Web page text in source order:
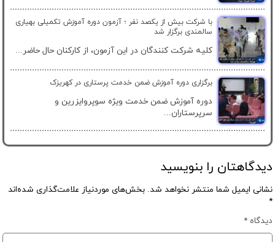
با شرکت بیش از یکصد نفر ؛ آزمون دوره آموزش تکمیلی بهیاری
سالمندی برگزار شد
کلیه شرکت کنندگان در این آزمون، از کارکنان حال حاضر...
برگزاری دوره آموزش ضمن خدمت پرستاری در کهریزک
دوره آموزش ضمن خدمت ویژه سوپروایزرین و
سرپرستاران...
دیدگاهتان را بنویسید
نشانی ایمیل شما منتشر نخواهد شد. بخش‌های موردنیاز علامت‌گذاری شده‌اند
*
دیدگاه*